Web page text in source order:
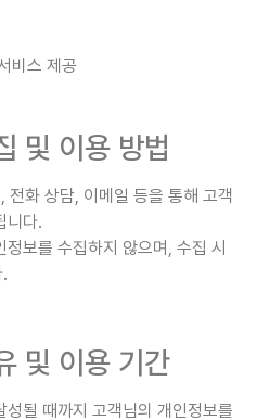
비스 제공
및 이용 방법
전화 상담, 이메일 등을 통해 고객
니다.
보를 수집하지 않으며, 수집 시
및 이용 기간
될 때까지 고객님의 개인정보를